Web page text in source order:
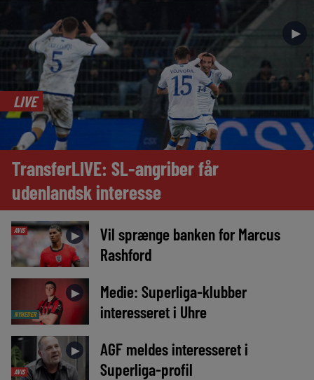
►
LIVE
TransferLIVE: SL-angriber får
udenlandsk interesse
AVIS ►
Vil sprænge banken for Marcus
Rashford
NYHEDER
►
Medie: Superliga-klubber
interesseret i Uhre
AVIS
►
AGF meldes interesseret i
Superliga-profil